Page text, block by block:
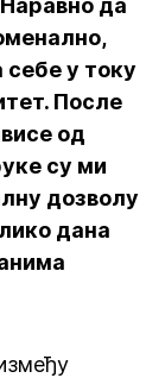
да
у току
После
од
су ми
дозволу
дана